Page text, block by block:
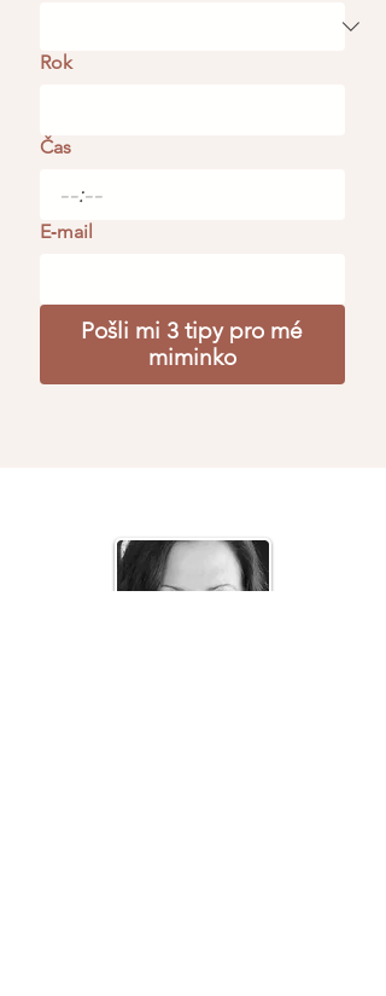
Rok
Čas
:
E‑mail
Pošli mi 3 tipy pro mé
miminko